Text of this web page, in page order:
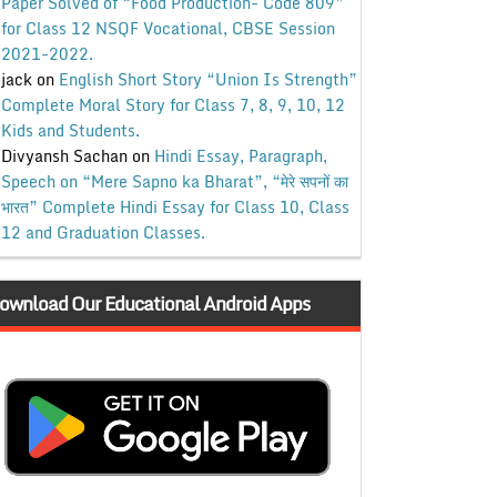
for Class 12 NSQF Vocational, CBSE Session
2021-2022.
jackon English Short Story “Union Is Strength”
Complete Moral Story for Class 7, 8, 9, 10, 12
Kids and Students.
Divyansh Sachanon Hindi Essay, Paragraph,
Speech on “Mere Sapno ka Bharat”, “मेरे सपनों का
भारत” Complete Hindi Essay for Class 10, Class
12 and Graduation Classes.
Our Educational Android Apps